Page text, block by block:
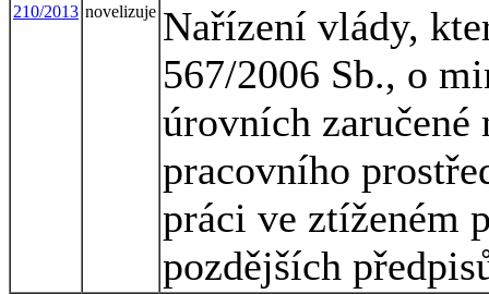
210/2013 novelizuje Nařízení vlády,
567/2006 Sb., o
úrovních zaručené
pracovního
práci ve ztíženém
pozdějších